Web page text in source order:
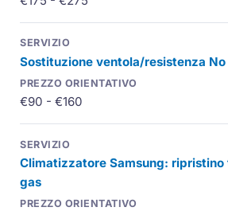
Sostituzione ventola/resistenza No
€90 - €160
Climatizzatore Samsung:
gas